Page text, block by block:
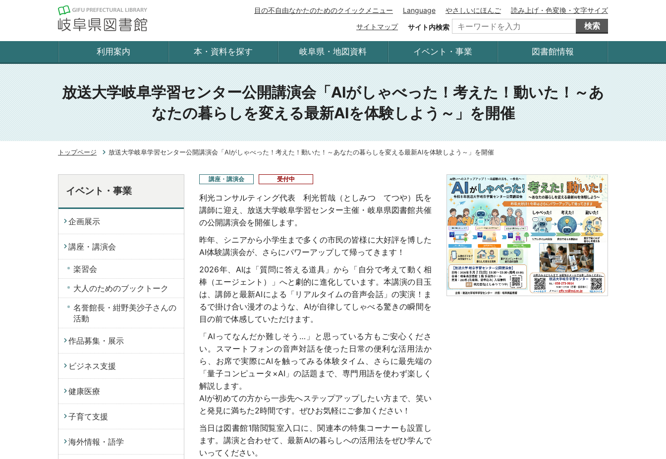
目の不自由なかたのためのクイックメニュー Language やさしいにほんご
読み上げ・色変換・文字サイズ
サイトマップ
サイト内検索 検索
利用案内 本・資料を探す 岐阜県・地図資料 イベント・事業 図書館情報
放送大学岐阜学習センター公開講演会「AIがしゃべった！考えた！動いた！～あ
なたの暮らしを変える最新AIを体験しよう～」を開催
トップページ 放送大学岐阜学習センター公開講演会「AIがしゃべった！考えた！動いた！～あなたの暮らしを変える最新AIを体験しよう～」を開催
講座・講演会 受付中
利光コンサルティング代表 利光哲哉（としみつ てつや）氏を
講師に迎え、放送大学岐阜学習センター主催・岐阜県図書館共催
の公開講演会を開催します。
昨年、シニアから小学生まで多くの市民の皆様に大好評を博した
AI体験講演会が、さらにパワーアップして帰ってきます！
2026年、AIは「質問に答える道具」から「自分で考えて動く相
棒（エージェント）」へと劇的に進化しています。本講演の目玉
は、講師と最新AIによる「リアルタイムの音声会話」の実演！ま
るで掛け合い漫才のような、AIが自律してしゃべる驚きの瞬間を
目の前で体感していただけます。
「AIってなんだか難しそう…」と思っている方もご安心くださ
い。スマートフォンの音声対話を使った日常の便利な活用法か
ら、お席で実際にAIを触ってみる体験タイム、さらに最先端の
「量子コンピュータ×AI」の話題まで、専門用語を使わず楽しく
解説します。
AIが初めての方から一歩先へステップアップしたい方まで、笑い
と発見に満ちた2時間です。ぜひお気軽にご参加ください！
当日は図書館1階閲覧室入口に、関連本の特集コーナーも設置し
ます。講演と合わせて、最新AIの暮らしへの活用法をぜひ学んで
いってください。
イベント・事業
企画展示
講座・講演会
楽習会
大人のためのブックトーク
名誉館長・紺野美沙子さんの
活動
作品募集・展示
ビジネス支援
健康医療
子育て支援
海外情報・語学